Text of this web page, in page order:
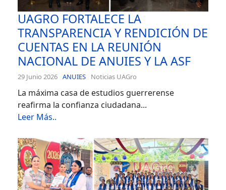
UAGRO FORTALECE LA
TRANSPARENCIA Y RENDICIÓN DE
CUENTAS EN LA REUNIÓN
NACIONAL DE ANUIES Y LA ASF
29 Junio 2026 ANUIES Noticias UAGro
La máxima casa de estudios guerrerense
reafirma la confianza ciudadana...
Leer Más..